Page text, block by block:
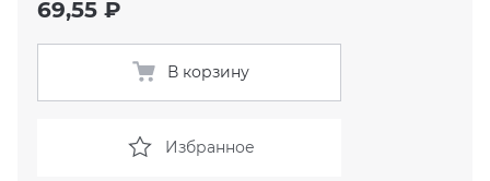
KERAMA MARAZZI
PAMESA
XLIGHT XTONE URBATEK
XXL Pamesa
СМЕСИТЕЛИ
УНИТАЗЫ И ПИCCУАРЫ
69,55 ₽
В корзину
Избранное